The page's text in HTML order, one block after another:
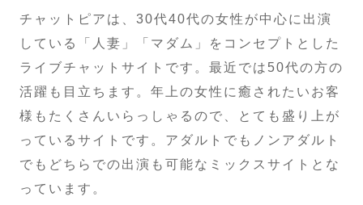
チャットピアは、30代40代の女性が中心に出演
している「人妻」「マダム」をコンセプトとした
ライブチャットサイトです。最近では50代の方の
活躍も目立ちます。年上の女性に癒されたいお客
様もたくさんいらっしゃるので、とても盛り上が
っているサイトです。アダルトでもノンアダルト
でもどちらでの出演も可能なミックスサイトとな
っています。